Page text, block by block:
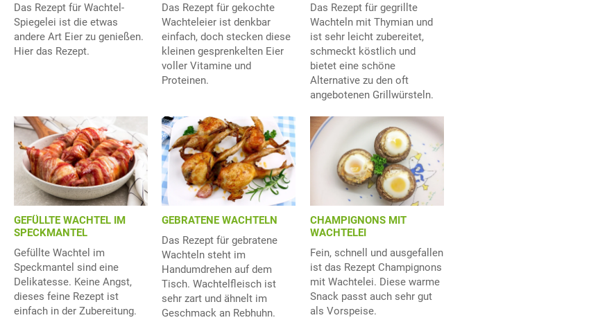
Das Rezept für Wachtel-
Spiegelei ist die etwas
andere Art Eier zu genießen.
Hier das Rezept.
Das Rezept für gekochte
Wachteleier ist denkbar
einfach, doch stecken diese
kleinen gesprenkelten Eier
voller Vitamine und
Proteinen.
Das Rezept für gegrillte
Wachteln mit Thymian und
ist sehr leicht zubereitet,
schmeckt köstlich und
bietet eine schöne
Alternative zu den oft
angebotenen Grillwürsteln.
GEFÜLLTE WACHTEL IM
SPECKMANTEL
Gefüllte Wachtel im
Speckmantel sind eine
Delikatesse. Keine Angst,
dieses feine Rezept ist
einfach in der Zubereitung.
GEBRATENE WACHTELN
Das Rezept für gebratene
Wachteln steht im
Handumdrehen auf dem
Tisch. Wachtelfleisch ist
sehr zart und ähnelt im
Geschmack an Rebhuhn.
CHAMPIGNONS MIT
WACHTELEI
Fein, schnell und ausgefallen
ist das Rezept Champignons
mit Wachtelei. Diese warme
Snack passt auch sehr gut
als Vorspeise.